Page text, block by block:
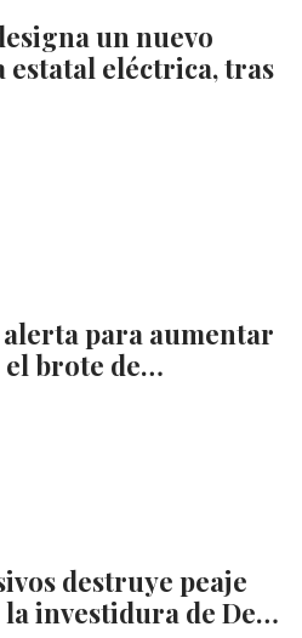
un nuevo
estatal eléctrica, tras
alerta para aumentar
el brote de…
destruye peaje
la investidura de De…